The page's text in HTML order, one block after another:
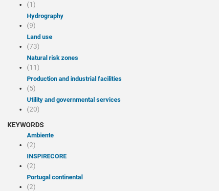
(1)
Hydrography
(9)
Land use
(73)
Natural risk zones
(11)
Production and industrial facilities
(5)
Utility and governmental services
(20)
KEYWORDS
Ambiente
(2)
INSPIRECORE
(2)
Portugal continental
(2)